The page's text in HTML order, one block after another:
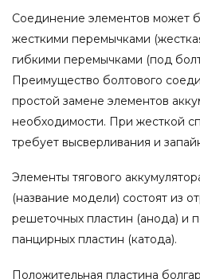
Соединение элементов может
жесткими перемычками
гибкими перемычками (под
Преимущество болтового
простой замене элементов
необходимости. При жесткой
требует высверливания и
Элементы тягового
(название модели) состоят из
решеточных пластин (анода) и
панцирных пластин (катода).
Положительная пластина